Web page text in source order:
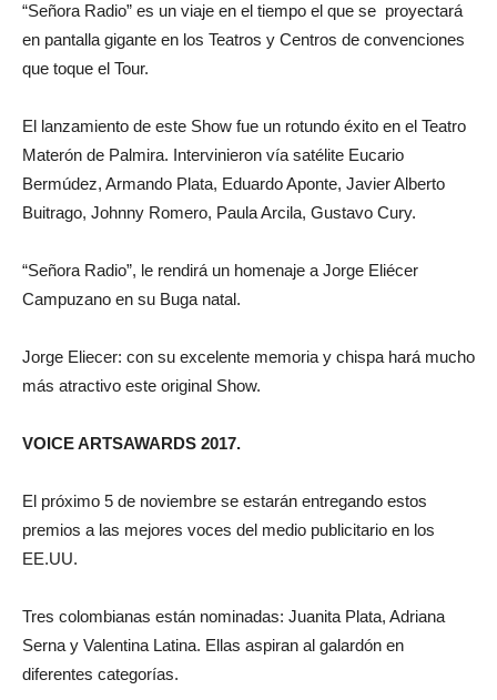
“Señora Radio” es un viaje en el tiempo el que se proyectará
en pantalla gigante en los Teatros y Centros de convenciones
que toque el Tour.
El lanzamiento de este Show fue un rotundo éxito en el Teatro
Materón de Palmira. Intervinieron vía satélite Eucario
Bermúdez, Armando Plata, Eduardo Aponte, Javier Alberto
Buitrago, Johnny Romero, Paula Arcila, Gustavo Cury.
“Señora Radio”, le rendirá un homenaje a Jorge Eliécer
Campuzano en su Buga natal.
Jorge Eliecer: con su excelente memoria y chispa hará mucho
más atractivo este original Show.
VOICE ARTSAWARDS 2017.
El próximo 5 de noviembre se estarán entregando estos
premios a las mejores voces del medio publicitario en los
EE.UU.
Tres colombianas están nominadas: Juanita Plata, Adriana
Serna y Valentina Latina. Ellas aspiran al galardón en
diferentes categorías.